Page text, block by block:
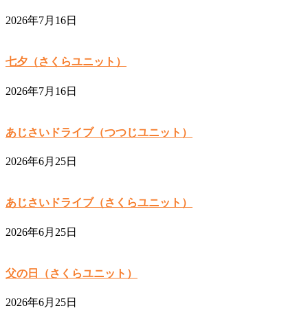
2026年7月16日
七夕（さくらユニット）
2026年7月16日
あじさいドライブ（つつじユニット）
2026年6月25日
あじさいドライブ（さくらユニット）
2026年6月25日
父の日（さくらユニット）
2026年6月25日